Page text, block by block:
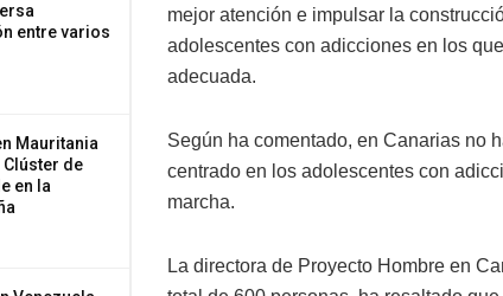
entre varios
Mauritania
Clúster de
en la
mejor atención e impulsar la
adolescentes con adicciones en los
adecuada.
Según ha comentado, en Canarias no
centrado en los adolescentes con
marcha.
La directora de Proyecto Hombre en